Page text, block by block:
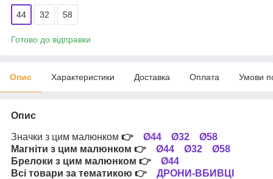
44 32 58
Готово до відправки
Опис Характеристики Доставка Оплата Умови
Опис
Значки з цим малюнком 👉 Ø44 Ø32
Ø58
Магніти з цим малюнком 👉 Ø44 Ø32
Ø58
Брелоки з цим малюнком 👉 Ø44
Всі товари за тематикою 👉 ДРОНИ-ВБИВЦІ